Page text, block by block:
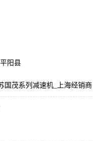
阳县
国茂系列减速机_上海经销商